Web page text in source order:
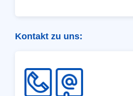
Kontakt zu uns: